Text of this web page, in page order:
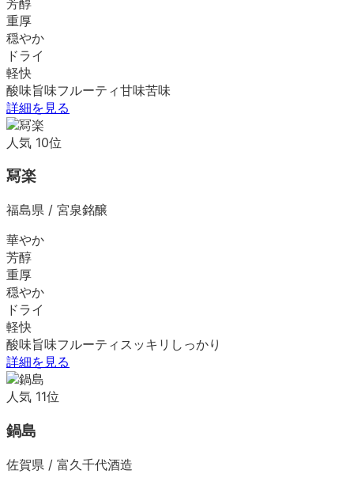
重厚
穏やか
ドライ
軽快
酸味旨味フルーティ甘味苦味
詳細を見る
人気 10位
冩楽
福島県 / 宮泉銘醸
華やか
芳醇
重厚
穏やか
ドライ
軽快
酸味旨味フルーティ スッキリ しっかり
詳細を見る
人気 11位
鍋島
佐賀県 / 富久千代酒造